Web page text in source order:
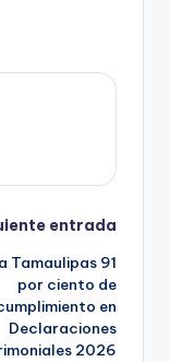
entrada
Tamaulipas 91
por ciento de
en
Declaraciones
2026